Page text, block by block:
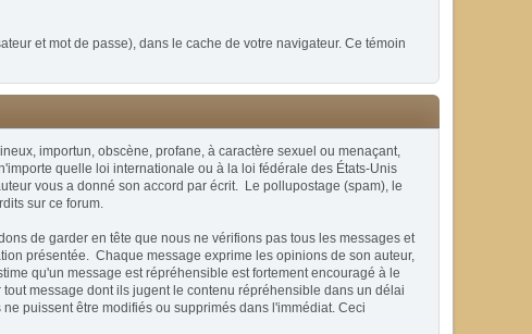
et mot de passe), dans le cache de votre navigateur. Ce témoin
importun, obscène, profane, à caractère sexuel ou menaçant,
quelle loi internationale ou à la loi fédérale des États-Unis
vous a donné son accord par écrit. Le pollupostage (spam), le
sur ce forum.
de garder en tête que nous ne vérifions pas tous les messages et
présentée. Chaque message exprime les opinions de son auteur,
qu'un message est répréhensible est fortement encouragé à le
message dont ils jugent le contenu répréhensible dans un délai
puissent être modifiés ou supprimés dans l'immédiat. Ceci